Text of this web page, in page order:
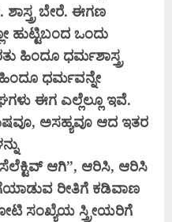
ಬೇರೆ. ಈಗಣ
ಒಂದು
ಹಿಂದೂ ಧರ್ಮಶಾಸ್ತ್ರ
ಧರ್ಮವನ್ನೇ
ಈಗ ಎಲ್ಲೆಲ್ಲೂ ಇವೆ.
ಅಸಹ್ಯವೂ ಆದ ಇತರ
ಆಗಿ”, ಆರಿಸಿ, ಆರಿಸಿ
ರೀತಿಗೆ ಕಡಿವಾಣ
ಸಂಖ್ಯೆಯ ಸ್ತ್ರೀಯರಿಗೆ